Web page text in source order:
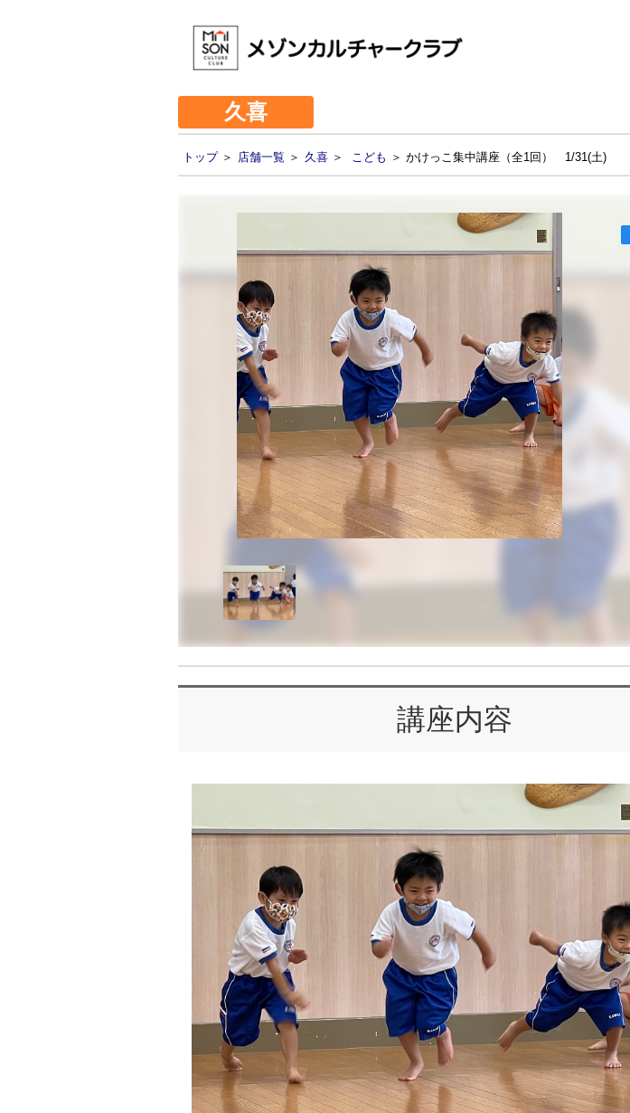
久喜
トップ＞ 店舗一覧 ＞ 久喜 ＞ こども ＞ かけっこ集中講座（全1回） 1/31(土)
講座内容